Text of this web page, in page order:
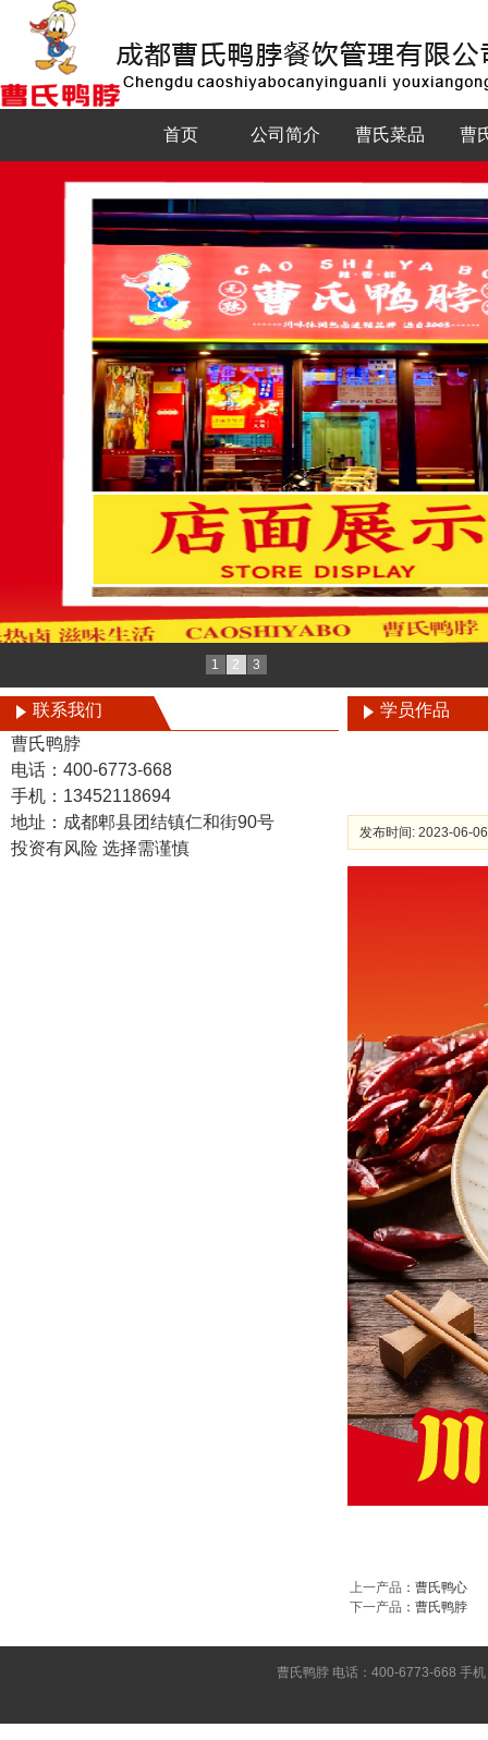
首页 公司简介 曹氏菜品 曹
1 2 3
联系我们
曹氏鸭脖
电话：400-6773-668
手机：13452118694
地址：成都郫县团结镇仁和街90号
投资有风险 选择需谨慎
学员作品
发布时间: 2023-06-
上一产品 ： 曹氏鸭心
下一产品 ： 曹氏鸭脖
曹氏鸭脖 电话：400-6773-668 手